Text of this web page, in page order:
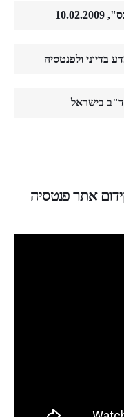
בדיוני ולפנטסיה
בישראל
אתר פנטסיה